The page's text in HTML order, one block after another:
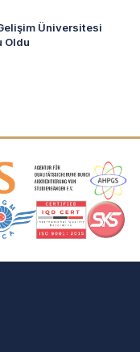
Üniversitesi
Oldu
Logoları